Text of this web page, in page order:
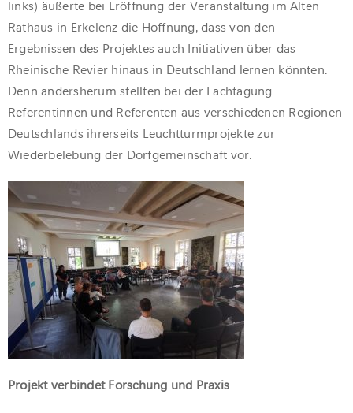
links) äußerte bei Eröffnung der Veranstaltung im Alten
Rathaus in Erkelenz die Hoffnung, dass von den
Ergebnissen des Projektes auch Initiativen über das
Rheinische Revier hinaus in Deutschland lernen könnten.
Denn andersherum stellten bei der Fachtagung
Referentinnen und Referenten aus verschiedenen Regionen
Deutschlands ihrerseits Leuchtturmprojekte zur
Wiederbelebung der Dorfgemeinschaft vor.
Projekt verbindet Forschung und Praxis